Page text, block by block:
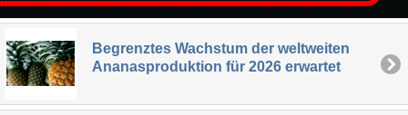
Begrenztes Wachstum der weltweiten
Ananasproduktion für 2026 erwartet